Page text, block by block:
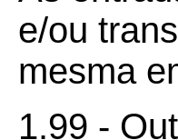
e/ou
mesma
1.99 -